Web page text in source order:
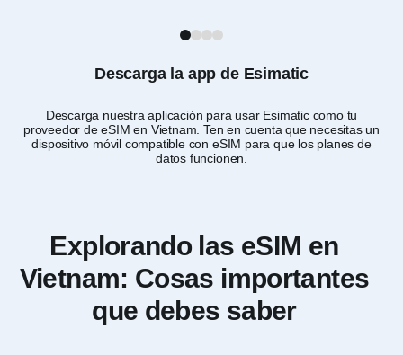
Descarga la app de Esimatic
Descarga nuestra aplicación para usar Esimatic como tu
proveedor de eSIM en Vietnam. Ten en cuenta que necesitas un
dispositivo móvil compatible con eSIM para que los planes de
datos funcionen.
1
Explorando las eSIM en
Vietnam: Cosas importantes
que debes saber